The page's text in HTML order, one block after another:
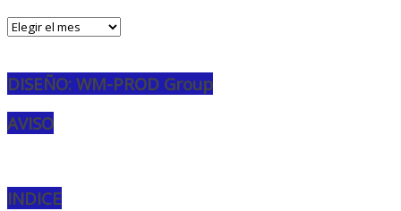
Archivos
DISEÑO: WM-PROD Group
AVISO
INDICE